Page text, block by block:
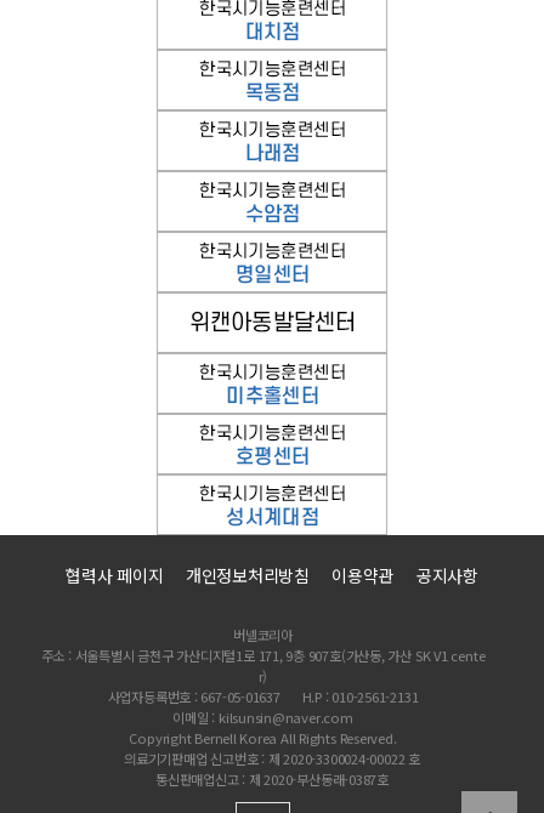
협력사 페이지 개인정보처리방침 이용약관 공지사항
버넬코리아
주소 : 서울특별시 금천구 가산디지털1로 171, 9층 907호(가산동, 가산 SK V1 cente
r)
사업자등록번호 : 667-05-01637
H.P : 010-2561-2131
이메일 : kilsunsin@naver.com
Copyright Bernell Korea All Rights Reserved.
의료기기판매업 신고번호 : 제 2020-3300024-00022 호
통신판매업신고 : 제 2020-부산동래-0387호